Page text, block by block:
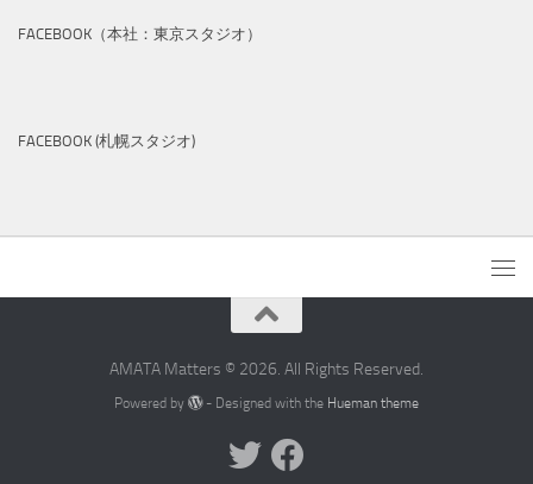
FACEBOOK（本社：東京スタジオ）
FACEBOOK (札幌スタジオ)
AMATA Matters © 2026. All Rights Reserved.
Powered by - Designed with the Hueman theme